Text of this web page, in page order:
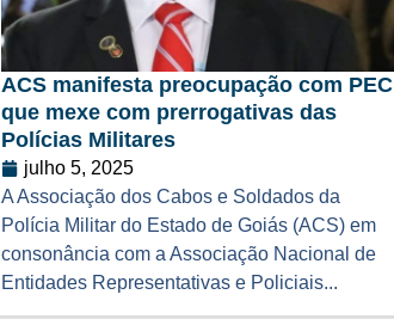
ACS manifesta preocupação com PEC
que mexe com prerrogativas das
Polícias Militares
julho 5, 2025
A Associação dos Cabos e Soldados da
Polícia Militar do Estado de Goiás (ACS) em
consonância com a Associação Nacional de
Entidades Representativas e Policiais...